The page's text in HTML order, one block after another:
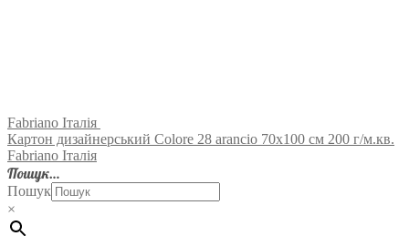
Fabriano Італія
Картон дизайнерський Colore 28 arancio 70х100 см 200 г/м.кв.
Fabriano Італія
Пошук…
Пошук
×